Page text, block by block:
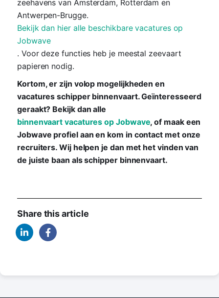
zeehavens van Amsterdam, Rotterdam en
Antwerpen-Brugge.
Bekijk dan hier alle beschikbare vacatures op
Jobwave
. Voor deze functies heb je meestal zeevaart
papieren nodig.
Kortom, er zijn volop mogelijkheden en
vacatures schipper binnenvaart. Geïnteresseerd
geraakt? Bekijk dan alle
binnenvaart vacatures op Jobwave, of maak een
Jobwave profiel aan en kom in contact met onze
recruiters. Wij helpen je dan met het vinden van
de juiste baan als schipper binnenvaart.
Share this article